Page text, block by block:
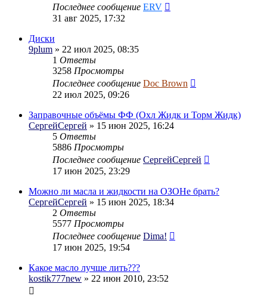
Последнее сообщение ERV
31 авг 2025, 17:32
Диски
9plum » 22 июл 2025, 08:35
1 Ответы
3258 Просмотры
Последнее сообщение Doc Brown
22 июл 2025, 09:26
Заправочные объёмы ФФ (Охл Жидк и Торм Жидк)
СергейСергей » 15 июн 2025, 16:24
5 Ответы
5886 Просмотры
Последнее сообщение СергейСергей
17 июн 2025, 23:29
Можно ли масла и жидкости на ОЗОНе брать?
СергейСергей » 15 июн 2025, 18:34
2 Ответы
5577 Просмотры
Последнее сообщение Dima!
17 июн 2025, 19:54
Какое масло лучше лить???
kostik777new » 22 июн 2010, 23:52